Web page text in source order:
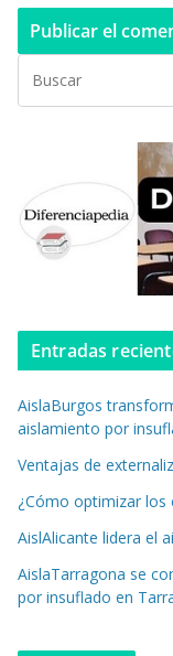
Entradas
AislaBurgos
aislamiento por
Ventajas de
¿Cómo optimizar los
AislAlicante lidera el
AislaTarragona se
por insuflado en